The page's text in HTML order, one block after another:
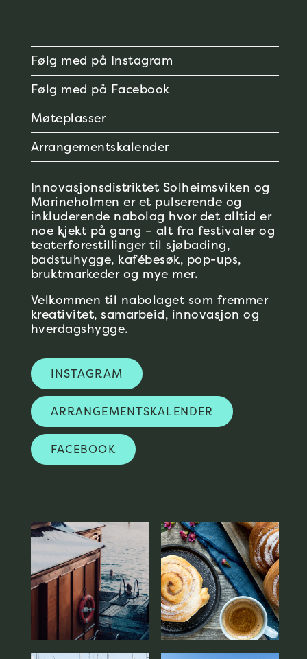
Følg med på Instagram
Følg med på Facebook
Møteplasser
Arrangementskalender
Innovasjonsdistriktet Solheimsviken og
Marineholmen er et pulserende og
inkluderende nabolag hvor det alltid er
noe kjekt på gang – alt fra festivaler og
teaterforestillinger til sjøbading,
badstuhygge, kafébesøk, pop-ups,
bruktmarkeder og mye mer.
Velkommen til nabolaget som fremmer
kreativitet, samarbeid, innovasjon og
hverdagshygge.
INSTAGRAM
ARRANGEMENTSKALENDER
FACEBOOK